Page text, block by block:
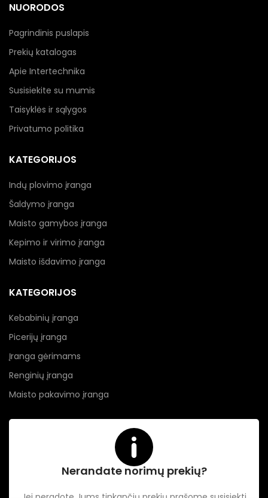
NUORODOS
Pagrindinis puslapis
Prekių katalogas
Apie Intertechnika
Susisiekite su mumis
Taisyklės ir sąlygos
Privatumo politika
KATEGORIJOS
Indų plovimo įranga
Šaldymo įranga
Maisto gamybos įranga
Kepimo ir virimo įranga
Maisto išdavimo įranga
KATEGORIJOS
Kebabinių įranga
Picerijų įranga
Įranga gėrimams
Renginių įranga
Maisto pakavimo įranga
Nerandate norimų prekių?